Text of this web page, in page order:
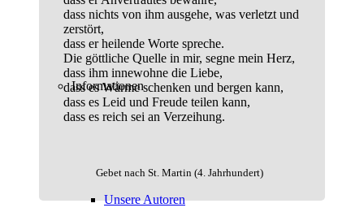
Informationen
Unsere Autoren
dass nichts von ihm ausgehe, was verletzt und
zerstört,
dass er heilende Worte spreche.
Die göttliche Quelle in mir, segne mein Herz,
dass ihm innewohne die Liebe,
dass es Wärme schenken und bergen kann,
dass es Leid und Freude teilen kann,
dass es reich sei an Verzeihung.
Gebet nach St. Martin (4. Jahrhundert)